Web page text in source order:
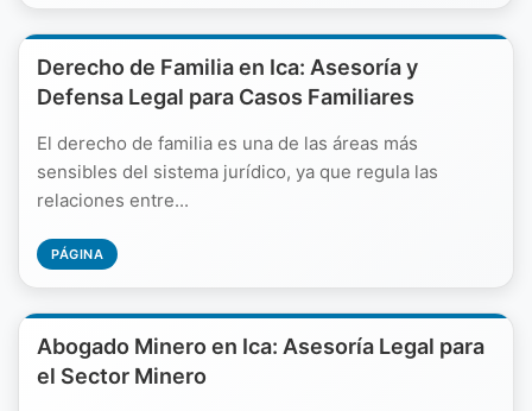
Derecho de Familia en Ica: Asesoría y
Defensa Legal para Casos Familiares
El derecho de familia es una de las áreas más
sensibles del sistema jurídico, ya que regula las
relaciones entre...
PÁGINA
Abogado Minero en Ica: Asesoría Legal para
el Sector Minero